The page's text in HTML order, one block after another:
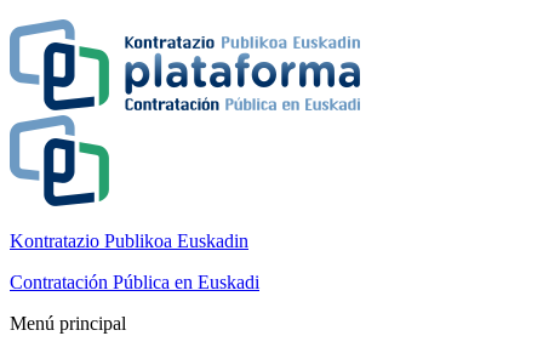
Kontratazio Publikoa Euskadin
Contratación Pública en Euskadi
Menú principal